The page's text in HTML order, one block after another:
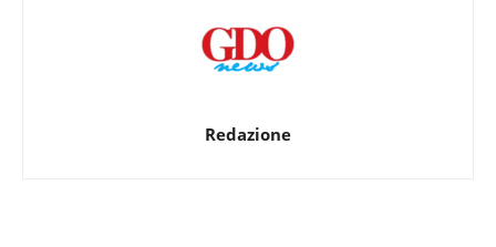
Redazione